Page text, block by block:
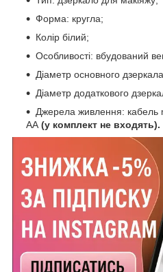
Форма: кругла;
Колір білий;
Особливості: вбудований
Діаметр основного
Діаметр додаткового
Джерела живлення: кабель
АА (у комплект не входять).